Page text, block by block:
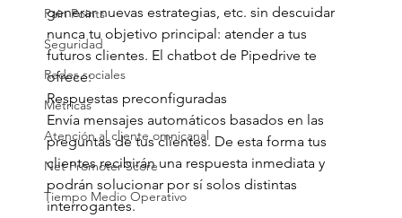
Pain Points
Seguridad
Redes sociales
Métricas
Atención al cliente omnicanal
Net Promoter Score
Tiempo Medio Operativo
generar nuevas estrategias, etc. sin descuidar
nunca tu objetivo principal: atender a tus
futuros clientes. El chatbot de Pipedrive te
ofrece:
Respuestas preconfiguradas
Envía mensajes automáticos basados ​​en las
preguntas de tus clientes. De esta forma tus
clientes recibirán una respuesta inmediata y
podrán solucionar por sí solos distintas
interrogantes.